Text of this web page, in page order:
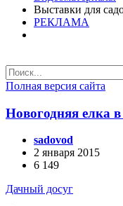
Выставки для
РЕКЛАМА
Полная версия сайта
Новогодняя елка
sadovod
2 января 2015
6 149
Дачный досуг